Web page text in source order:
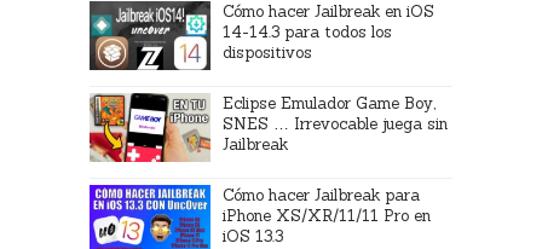
Cómo hacer Jailbreak en iOS
14-14.3 para todos los
dispositivos
Eclipse Emulador Game Boy,
SNES … Irrevocable juega sin
Jailbreak
Cómo hacer Jailbreak para
iPhone XS/XR/11/11 Pro en
iOS 13.3